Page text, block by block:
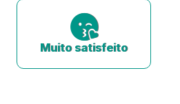
Muito satisfeito